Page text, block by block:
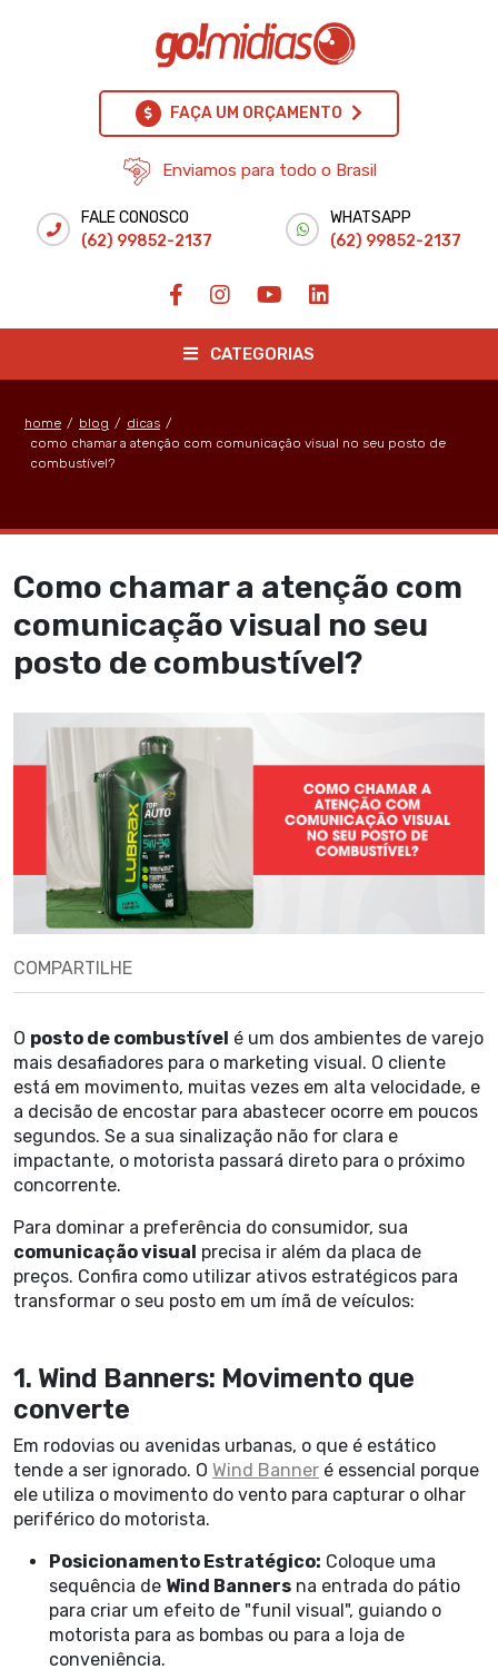
FAÇA UM ORÇAMENTO
Enviamos para todo o Brasil
FALE CONOSCO
(62) 99852-2137
WHATSAPP
(62) 99852-2137
CATEGORIAS
home / blog / dicas /
como chamar a atenção com comunicação visual no seu posto de
combustível?
Como chamar a atenção com
comunicação visual no seu
posto de combustível?
COMPARTILHE
O posto de combustível é um dos ambientes de varejo
mais desafiadores para o marketing visual. O cliente
está em movimento, muitas vezes em alta velocidade, e
a decisão de encostar para abastecer ocorre em poucos
segundos. Se a sua sinalização não for clara e
impactante, o motorista passará direto para o próximo
concorrente.
Para dominar a preferência do consumidor, sua
comunicação visual precisa ir além da placa de
preços. Confira como utilizar ativos estratégicos para
transformar o seu posto em um ímã de veículos:
1. Wind Banners: Movimento que
converte
Em rodovias ou avenidas urbanas, o que é estático
tende a ser ignorado. O Wind Banner é essencial porque
ele utiliza o movimento do vento para capturar o olhar
periférico do motorista.
Posicionamento Estratégico: Coloque uma
sequência de Wind Banners na entrada do pátio
para criar um efeito de "funil visual", guiando o
motorista para as bombas ou para a loja de
conveniência.